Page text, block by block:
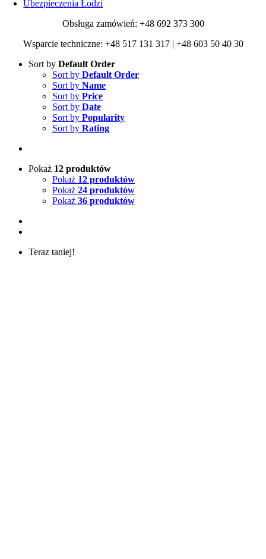
Ubezpieczenia Łodzi
Obsługa zamówień: +48 692 373 300
Wsparcie techniczne: +48 517 131 317 | +48 603 50 40 30
Sort by Default Order
Sort by Default Order
Sort by Name
Sort by Price
Sort by Date
Sort by Popularity
Sort by Rating
Pokaż 12 produktów
Pokaż 12 produktów
Pokaż 24 produktów
Pokaż 36 produktów
Teraz taniej!